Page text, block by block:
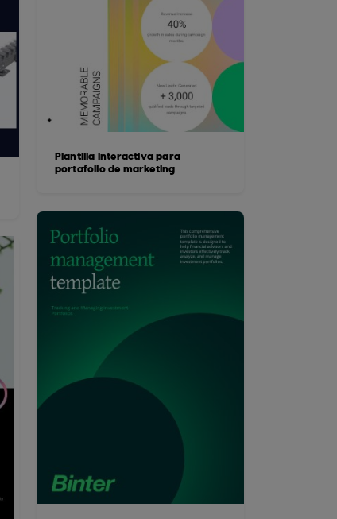
Plantilla interactiva para
portafolio de marketing